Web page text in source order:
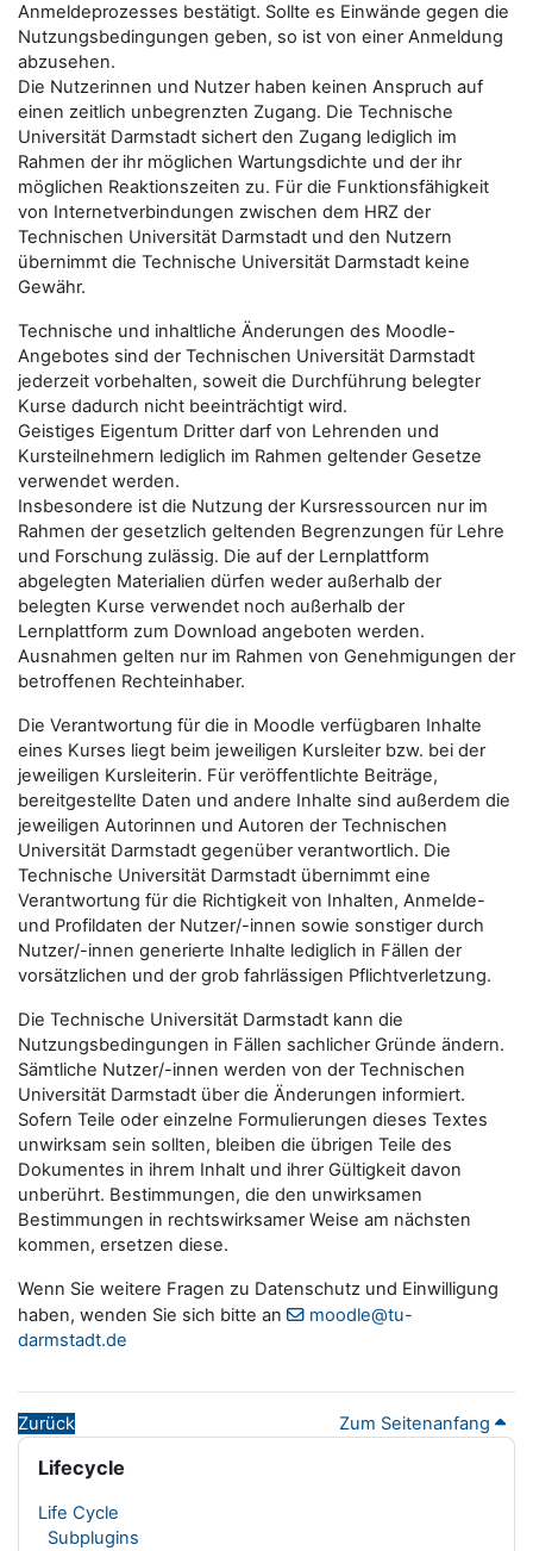
Anmeldeprozesses bestätigt. Sollte es Einwände gegen die
Nutzungsbedingungen geben, so ist von einer Anmeldung
abzusehen.
Die Nutzerinnen und Nutzer haben keinen Anspruch auf
einen zeitlich unbegrenzten Zugang. Die Technische
Universität Darmstadt sichert den Zugang lediglich im
Rahmen der ihr möglichen Wartungsdichte und der ihr
möglichen Reaktionszeiten zu. Für die Funktionsfähigkeit
von Internetverbindungen zwischen dem HRZ der
Technischen Universität Darmstadt und den Nutzern
übernimmt die Technische Universität Darmstadt keine
Gewähr.
Technische und inhaltliche Änderungen des Moodle-
Angebotes sind der Technischen Universität Darmstadt
jederzeit vorbehalten, soweit die Durchführung belegter
Kurse dadurch nicht beeinträchtigt wird.
Geistiges Eigentum Dritter darf von Lehrenden und
Kursteilnehmern lediglich im Rahmen geltender Gesetze
verwendet werden.
Insbesondere ist die Nutzung der Kursressourcen nur im
Rahmen der gesetzlich geltenden Begrenzungen für Lehre
und Forschung zulässig. Die auf der Lernplattform
abgelegten Materialien dürfen weder außerhalb der
belegten Kurse verwendet noch außerhalb der
Lernplattform zum Download angeboten werden.
Ausnahmen gelten nur im Rahmen von Genehmigungen der
betroffenen Rechteinhaber.
Die Verantwortung für die in Moodle verfügbaren Inhalte
eines Kurses liegt beim jeweiligen Kursleiter bzw. bei der
jeweiligen Kursleiterin. Für veröffentlichte Beiträge,
bereitgestellte Daten und andere Inhalte sind außerdem die
jeweiligen Autorinnen und Autoren der Technischen
Universität Darmstadt gegenüber verantwortlich. Die
Technische Universität Darmstadt übernimmt eine
Verantwortung für die Richtigkeit von Inhalten, Anmelde-
und Profildaten der Nutzer/-innen sowie sonstiger durch
Nutzer/-innen generierte Inhalte lediglich in Fällen der
vorsätzlichen und der grob fahrlässigen Pflichtverletzung.
Die Technische Universität Darmstadt kann die
Nutzungsbedingungen in Fällen sachlicher Gründe ändern.
Sämtliche Nutzer/-innen werden von der Technischen
Universität Darmstadt über die Änderungen informiert.
Sofern Teile oder einzelne Formulierungen dieses Textes
unwirksam sein sollten, bleiben die übrigen Teile des
Dokumentes in ihrem Inhalt und ihrer Gültigkeit davon
unberührt. Bestimmungen, die den unwirksamen
Bestimmungen in rechtswirksamer Weise am nächsten
kommen, ersetzen diese.
Wenn Sie weitere Fragen zu Datenschutz und Einwilligung
haben, wenden Sie sich bitte an
moodle@tu-
darmstadt.de
Zurück Zum Seitenanfang
Blöcke
Lifecycle überspringen
Lifecycle
Life Cycle
Subplugins